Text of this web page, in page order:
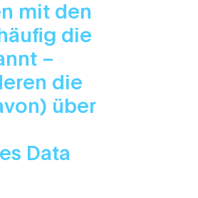
mit den
die
–
die
über
Data